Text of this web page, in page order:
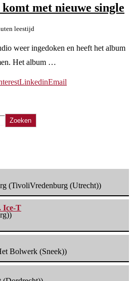
met nieuwe single
leestijd
weer ingedoken en heeft het album
Het album …
LinkedinEmail
Zoeken
(TivoliVredenburg (Utrecht))
Ice-T
Bolwerk (Sneek))